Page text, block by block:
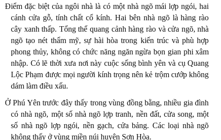
Điểm đặc biệt của ngôi nhà là có một nhà ngõ mái lợp ngói, hai
cánh cửa gỗ, tính chất cổ kính. Hai bên nhà ngõ là hàng rào
cây xanh thấp. Tổng thể quang cảnh hàng rào và cửa ngõ, nhà
ngõ tạo nét thẩm mỹ, sự hài hòa trong kiến trúc và phù hợp
phong thủy, không có chức năng ngăn ngừa bọn gian phi xâm
nhập. Có lẽ thời xưa nơi này cuộc sống bình yên và cụ Quang
Lộc Phạm được mọi người kính trọng nên kẻ trộm cướp không
dám làm điều xấu.
Ở Phú Yên trước đây thấy trong vùng đồng bằng, nhiều gia đình
có nhà ngõ, một số nhà ngõ lợp tranh, nền đất, cửa song, một
số nhà ngõ lợp ngói, nền gạch, cửa bảng. Các loại nhà ngõ
không thấy ở vùng miền núi huyện Sơn Hòa.